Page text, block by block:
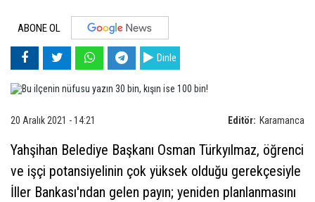
ABONE OL
Dinle
Editör: Karamanca
20 Aralık 2021 - 14:21
Yahşihan Belediye Başkanı Osman Türkyılmaz, öğrenci
ve işçi potansiyelinin çok yüksek olduğu gerekçesiyle
İller Bankası'ndan gelen payın; yeniden planlanmasını